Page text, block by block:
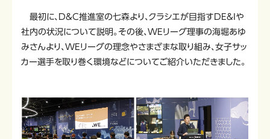
最初に、D&C推進室の七森より、クラシエが目指すDE&Iや
社内の状況について説明。その後、WEリーグ理事の海堀あゆ
みさんより、WEリーグの理念やさまざまな取り組み、女子サッ
カー選手を取り巻く環境などについてご紹介いただきました。